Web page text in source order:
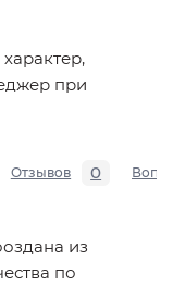
при
Отзывов 0
из
по